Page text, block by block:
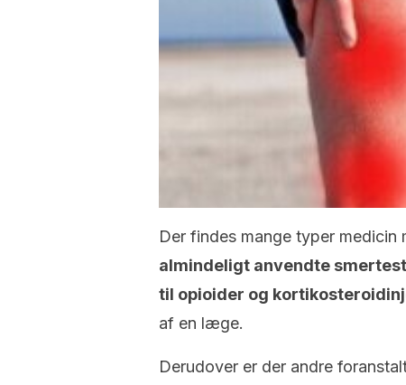
Der findes mange typer medicin
almindeligt anvendte
til opioider og
af en læge.
Derudover er der andre